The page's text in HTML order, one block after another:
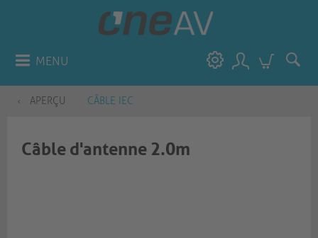
MENU
APERÇU CÂBLE IEC
Câble d'antenne 2.0m